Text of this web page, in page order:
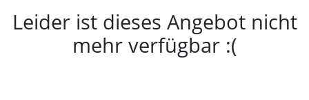
Leider ist dieses Angebot nicht
mehr verfügbar :(